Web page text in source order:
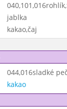
jablka
kakao,čaj
044,016sladké
kakao